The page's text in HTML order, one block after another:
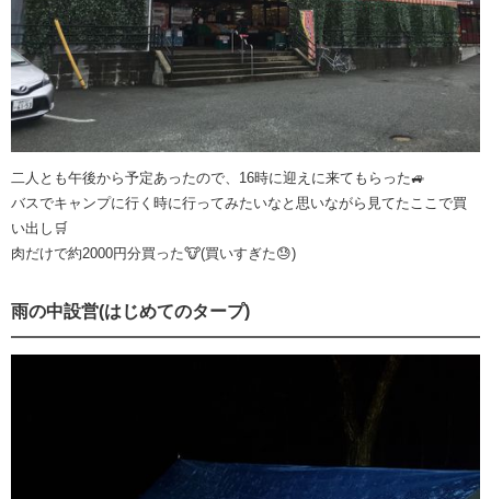
二人とも午後から予定あったので、16時に迎えに来てもらった🚙
バスでキャンプに行く時に行ってみたいなと思いながら見てたここで買
い出し🛒
肉だけで約2000円分買った🐮(買いすぎた😓)
雨の中設営(はじめてのタープ)